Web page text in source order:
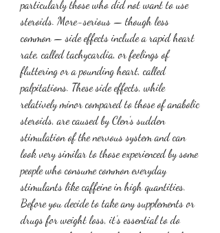
particularly those who did not want to use
steroids. More-serious — though less
common — side effects include a rapid heart
rate, called tachycardia, or feelings of
fluttering or a pounding heart, called
palpitations. These side effects, while
relatively minor compared to those of anabolic
steroids, are caused by Clen’s sudden
stimulation of the nervous system and can
look very similar to those experienced by some
people who consume common everyday
stimulants like caffeine in high quantities.
Before you decide to take any supplements or
drugs for weight loss, it’s essential to do